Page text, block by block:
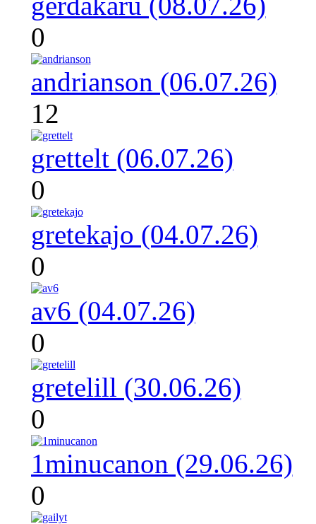
0
andrianson (06.07.26)
12
grettelt (06.07.26)
0
gretekajo (04.07.26)
0
av6 (04.07.26)
0
gretelill (30.06.26)
0
1minucanon (29.06.26)
0